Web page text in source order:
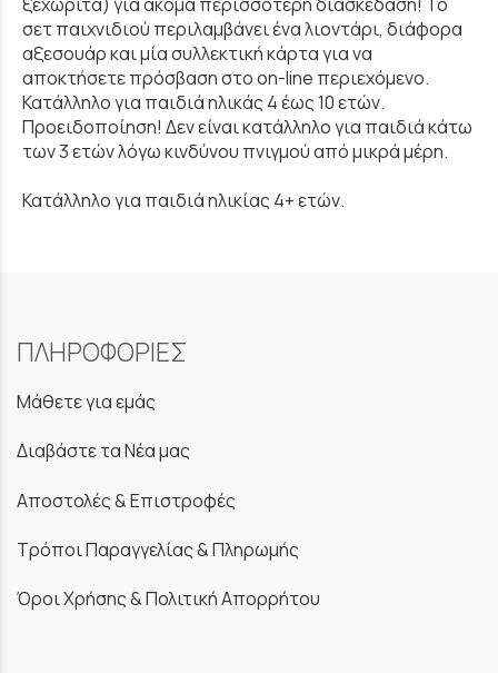
σετ παιχνιδιού περιλαμβάνει ένα λιοντάρι, διάφορα
αξεσουάρ και μία συλλεκτική κάρτα για να
αποκτήσετε πρόσβαση στο on-line περιεχόμενο.
Κατάλληλο για παιδιά ηλικάς 4 έως 10 ετών.
Προειδοποίηση! Δεν είναι κατάλληλο για παιδιά κάτω
των 3 ετών λόγω κινδύνου πνιγμού από μικρά μέρη.
Κατάλληλο για παιδιά ηλικίας 4+ ετών.
ΠΛΗΡΟΦΟΡΙΕΣ
Μάθετε για εμάς
Διαβάστε τα Νέα μας
Αποστολές & Επιστροφές
Τρόποι Παραγγελίας & Πληρωμής
Όροι Χρήσης & Πολιτική Απορρήτου